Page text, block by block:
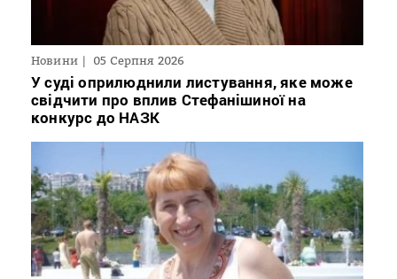
Новини 05 Серпня 2026
У суді оприлюднили листування, яке може
свідчити про вплив Стефанішиної на
конкурс до НАЗК